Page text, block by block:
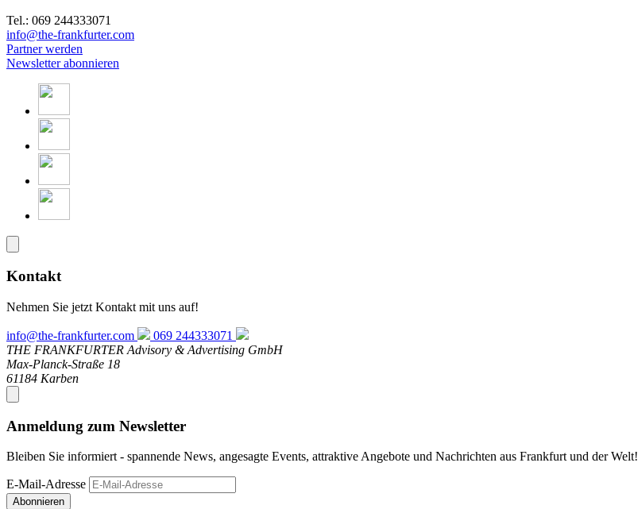
Tel.: 069 244333071
info@the-frankfurter.com
Partner werden
Newsletter abonnieren
Kontakt
Nehmen Sie jetzt Kontakt mit uns auf!
info@the-frankfurter.com
069 244333071
THE FRANKFURTER Advisory & Advertising GmbH
Max-Planck-Straße 18
61184 Karben
Anmeldung zum Newsletter
Bleiben Sie informiert - spannende News, angesagte Events, attraktive Angebote und Nachrichten aus Frankfurt und der Welt!
E-Mail-Adresse
Abonnieren